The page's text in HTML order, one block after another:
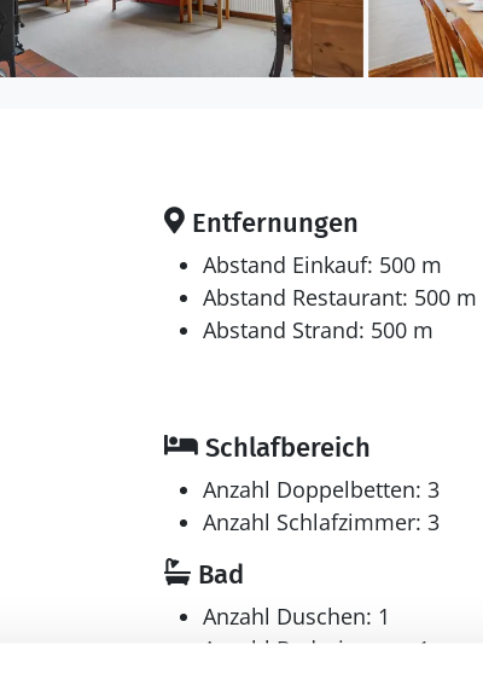
Entfernungen
Abstand Einkauf: 500 m
Abstand Restaurant: 500 m
Abstand Strand: 500 m
Schlafbereich
Anzahl Doppelbetten: 3
Anzahl Schlafzimmer: 3
Bad
Anzahl Duschen: 1
Anzahl Badezimmer: 1